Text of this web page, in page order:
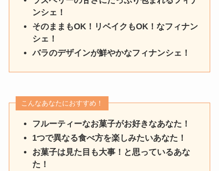
ンシェ！
そのままもOK！リベイクもOK！なフィナン
シェ！
バラのデザインが鮮やかなフィナンシェ！
こんなあなたにおすすめ！
フルーティーなお菓子がお好きなあなた！
1つで異なる食べ方を楽しみたいあなた！
お菓子は見た目も大事！と思っているあな
た！